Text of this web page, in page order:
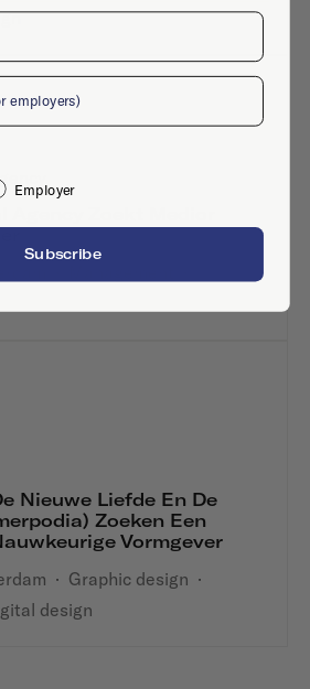
Nieuwe Liefde En De
Zoeken Een
Vormgever
· Graphic design ·
design
Employer
Subscribe